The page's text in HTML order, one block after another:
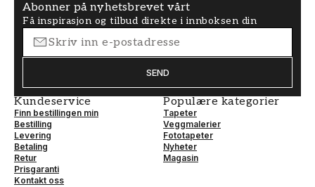
Abonner på nyhetsbrevet vårt
Få inspirasjon og tilbud direkte i innboksen din
SEND
Kundeservice
Finn bestillingen min
Bestilling
Levering
Betaling
Retur
Prisgaranti
Kontakt oss
Populære kategorier
Tapeter
Veggmalerier
Fototapeter
Nyheter
Magasin